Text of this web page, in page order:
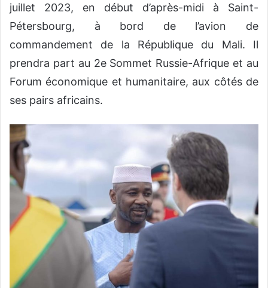
juillet 2023, en début d’après-midi à Saint-
Pétersbourg, à bord de l’avion de
commandement de la République du Mali. Il
prendra part au 2e Sommet Russie-Afrique et au
Forum économique et humanitaire, aux côtés de
ses pairs africains.